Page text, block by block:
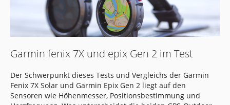
Garmin fenix 7X und epix Gen 2 im Test
Der Schwerpunkt dieses Tests und Vergleichs der Garmin
Fenix 7X Solar und Garmin Epix Gen 2 liegt auf den
Sensoren wie Höhenmesser, Positionsbestimmung und